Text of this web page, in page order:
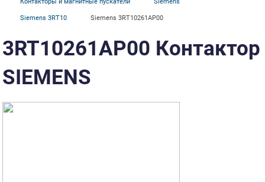
Siemens 3RT10 Siemens 3RT10261AP00
3RT10261AP00 Контактор
SIEMENS